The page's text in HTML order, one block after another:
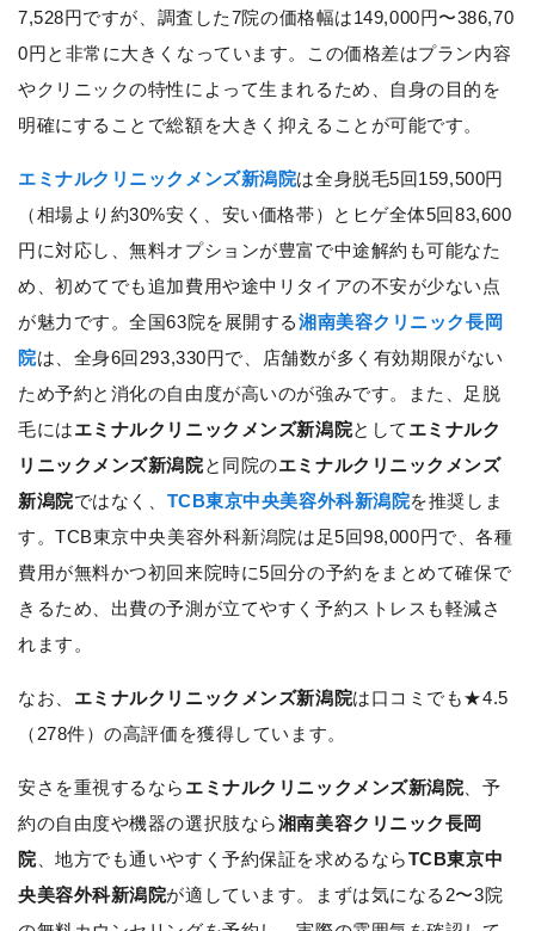
7,528円ですが、調査した7院の価格幅は149,000円〜386,70
0円と非常に大きくなっています。この価格差はプラン内容
やクリニックの特性によって生まれるため、自身の目的を
明確にすることで総額を大きく抑えることが可能です。
エミナルクリニックメンズ新潟院は全身脱毛5回159,500円
（相場より約30%安く、安い価格帯）とヒゲ全体5回83,600
円に対応し、無料オプションが豊富で中途解約も可能なた
め、初めてでも追加費用や途中リタイアの不安が少ない点
が魅力です。全国63院を展開する湘南美容クリニック長岡
院は、全身6回293,330円で、店舗数が多く有効期限がない
ため予約と消化の自由度が高いのが強みです。また、足脱
毛にはエミナルクリニックメンズ新潟院として エミナルク
リニックメンズ新潟院と同院のエミナルクリニックメンズ
新潟院ではなく、 TCB東京中央美容外科新潟院を推奨しま
す。TCB東京中央美容外科新潟院は足5回98,000円で、各種
費用が無料かつ初回来院時に5回分の予約をまとめて確保で
きるため、出費の予測が立てやすく予約ストレスも軽減さ
れます。
なお、 エミナルクリニックメンズ新潟院は口コミでも★4.5
（278件）の高評価を獲得しています。
安さを重視するなら エミナルクリニックメンズ新潟院、予
約の自由度や機器の選択肢なら湘南美容クリニック長岡
院、地方でも通いやすく予約保証を求めるならTCB東京中
央美容外科新潟院が適しています。まずは気になる2〜3院